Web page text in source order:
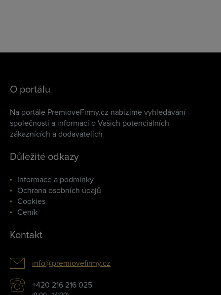
O portálu
Na portále PremioveFirmy.cz nabízíme vyhledávání
společností a informací o Vašich potenciálních
zákaznících a dodavatelích
Důležité odkazy
Informace a podmínky
Ochrana osobních údajů
Cookies
Ceník
Kontakt
info@premiovefirmy.cz
+420 216 216 025